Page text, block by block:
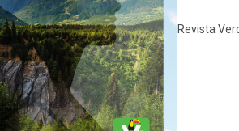
Revista